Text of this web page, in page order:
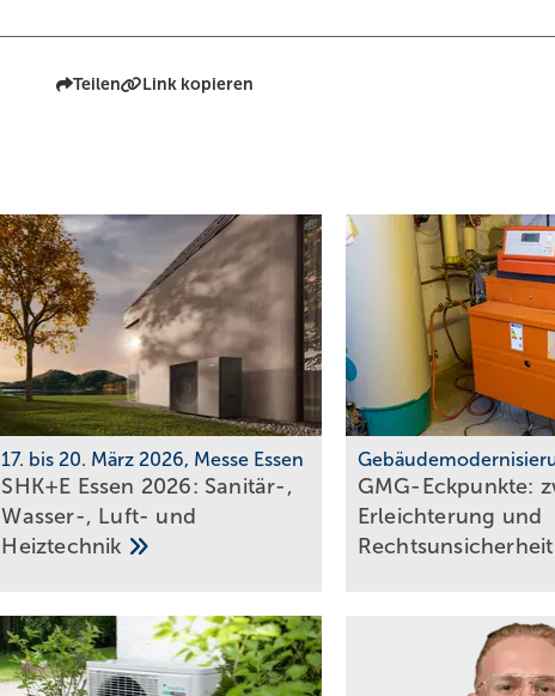
Teilen Link kopieren
17. bis 20. März 2026, Messe Essen
SHK+E Essen 2026: Sanitär-,
Wasser-, Luft- und
Heiztechnik
GMG-Eckpunkte:
Er­leich­te­rung und
Rechts­un­si­cher­heit